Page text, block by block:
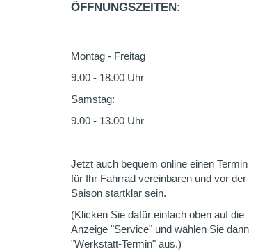
ÖFFNUNGSZEITEN:
Montag - Freitag
9.00 - 18.00 Uhr
Samstag:
9.00 - 13.00 Uhr
Jetzt auch bequem online einen Termin
für Ihr Fahrrad vereinbaren und vor der
Saison startklar sein.
(Klicken Sie dafür einfach oben auf die
Anzeige "Service" und wählen Sie dann
"Werkstatt-Termin" aus.)